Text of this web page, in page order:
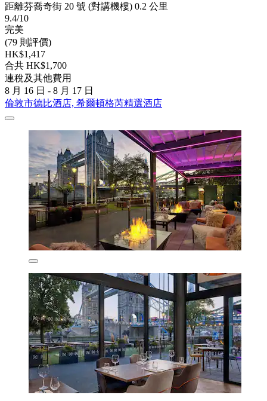
距離芬喬奇街 20 號 (對講機樓) 0.2 公里
9.4/10
完美
(79 則評價)
HK$1,417
合共 HK$1,700
連稅及其他費用
8 月 16 日 - 8 月 17 日
倫敦市德比酒店, 希爾頓格芮精選酒店